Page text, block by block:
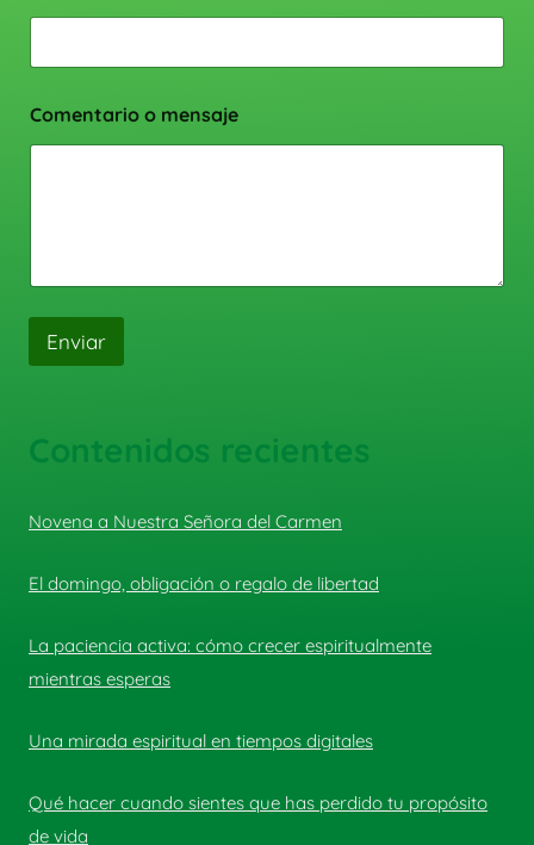
Comentario o mensaje
Enviar
Contenidos recientes
Novena a Nuestra Señora del Carmen
El domingo, obligación o regalo de libertad
La paciencia activa: cómo crecer espiritualmente
mientras esperas
Una mirada espiritual en tiempos digitales
Qué hacer cuando sientes que has perdido tu propósito
de vida